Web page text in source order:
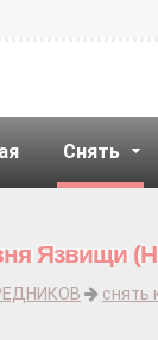
Снять
Язвищи
снять